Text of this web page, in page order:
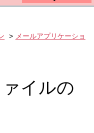
メールアプリケーショ
イルの